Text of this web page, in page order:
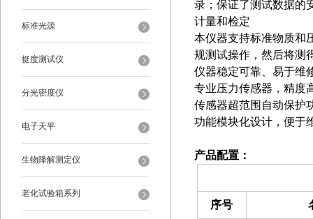
标准光源
挺度测试仪
分光密度仪
电子天平
生物降解测定仪
老化试验箱系列
录；保证了测试数据的
计量和检定
本仪器支持标准物质和
规测试操作，然后将测
仪器稳定可靠、易于维
专业压力传感器，精度
传感器超范围自动保护
功能模块化设计，便于
产品配置：
序号